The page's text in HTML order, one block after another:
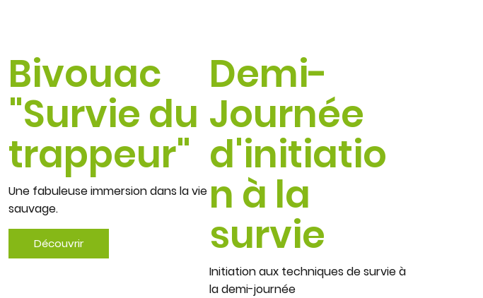
Bivouac
"Survie du
trappeur"
Une fabuleuse immersion dans la vie
sauvage.
Découvrir
Demi-
Journée
d'initiatio
n à la
survie
Initiation aux techniques de survie à
la demi-journée